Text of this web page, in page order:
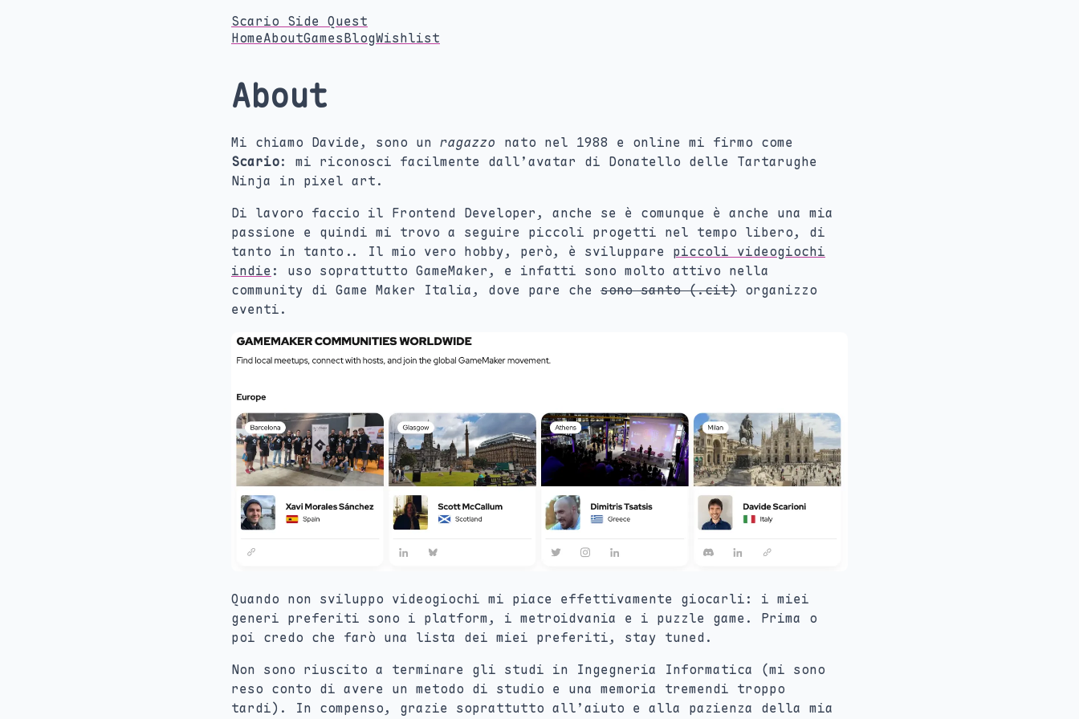
Scario Side Quest
HomeAboutGamesBlogWishlist
About
Mi chiamo Davide, sono un ragazzo nato nel 1988 e online mi firmo come
Scario: mi riconosci facilmente dall’avatar di Donatello delle Tartarughe
Ninja in pixel art.
Di lavoro faccio il Frontend Developer, anche se è comunque è anche una mia
passione e quindi mi trovo a seguire piccoli progetti nel tempo libero, di
tanto in tanto.. Il mio vero hobby, però, è sviluppare piccoli videogiochi
indie : uso soprattutto GameMaker, e infatti sono molto attivo nella
community di Game Maker Italia, dove pare che sono santo (.cit) organizzo
eventi.
Quando non sviluppo videogiochi mi piace effettivamente giocarli: i miei
generi preferiti sono i platform, i metroidvania e i puzzle game. Prima o
poi credo che farò una lista dei miei preferiti, stay tuned.
Non sono riuscito a terminare gli studi in Ingegneria Informatica (mi sono
reso conto di avere un metodo di studio e una memoria tremendi troppo
tardi). In compenso, grazie soprattutto all’aiuto e alla pazienza della mia